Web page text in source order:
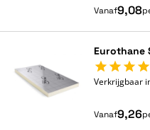
Vanaf9,08
Eurothane
Verkrijgbaar
Vanaf9,26